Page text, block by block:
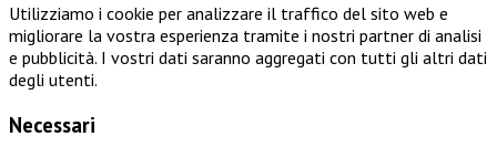
Utilizziamo i cookie per analizzare il traffico del sito web e
migliorare la vostra esperienza tramite i nostri partner di analisi
e pubblicità. I vostri dati saranno aggregati con tutti gli altri dati
degli utenti.
Necessari